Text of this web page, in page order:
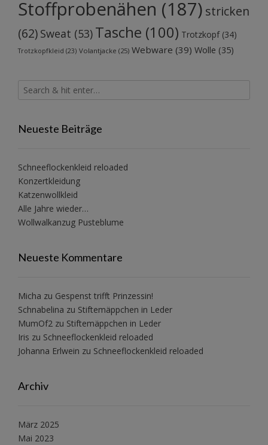
Stoffprobenähen (187) stricken
(62) Sweat (53) Tasche (100) Trotzkopf(34)
Trotzkopfkleid (23) Volantjacke (25) Webware (39) Wolle (35)
Neueste Beiträge
Schneeflockenkleid reloaded
Konzertkleidung
Katzenwollkleid
Alle Jahre wieder…
Wollwalkanzug Pusteblume
Neueste Kommentare
Micha zu Gespenst trifft Prinzessin!
Schnabelina zu Stiftemäppchen in Leder
MumOf2 zu Stiftemäppchen in Leder
Iris zu Schneeflockenkleid reloaded
Johanna Erlwein zu Schneeflockenkleid reloaded
Archiv
März 2025
Mai 2023